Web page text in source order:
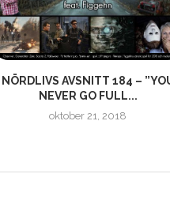
NÖRDLIVS AVSNITT 184 –
NEVER GO FULL...
oktober 21, 2018